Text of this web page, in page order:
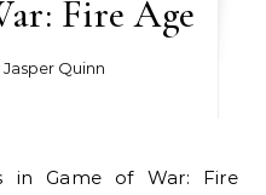
Fire Age
Jasper Quinn